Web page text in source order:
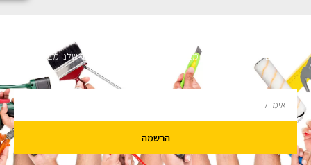
השארו מעודכנים
מעוניינים לקבל עדכונים על מבצעים והנחות הירשמו לניוזלטר שלנו מבטיחים לא
הרשמה